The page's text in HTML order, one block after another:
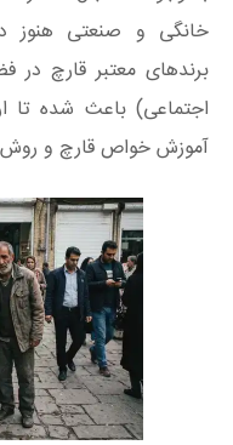
خانگی و صنعتی هنوز
برندهای معتبر قارچ
اجتماعی) باعث شده تا
آموزش خواص قارچ و